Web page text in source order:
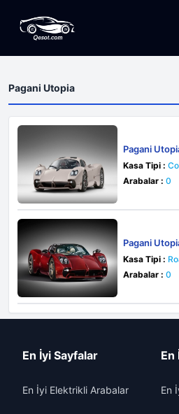
Pagani Utopia
Pagani
Kasa Tipi :
Arabalar : 0
Pagani
Kasa Tipi :
Arabalar : 0
En İyi Sayfalar
En İyi Elektrikli Arabalar
En
En